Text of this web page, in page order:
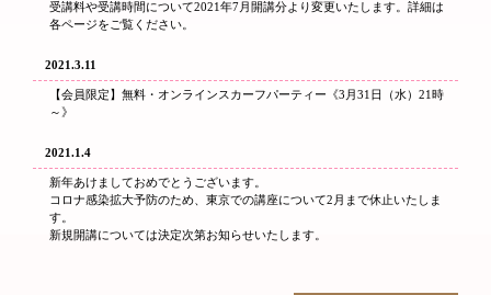
受講料や受講時間について2021年7月開講分より変更いたします。詳細は
各ページをご覧ください。
2021.3.11
【会員限定】無料・オンラインスカーフパーティー《3月31日（水）21時
～》
2021.1.4
新年あけましておめでとうございます。
コロナ感染拡大予防のため、東京での講座について2月まで休止いたしま
す。
新規開講については決定次第お知らせいたします。